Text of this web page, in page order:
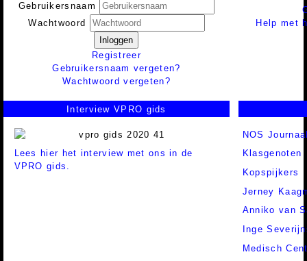
Gebruikersnaam
Wachtwoord
Inloggen
Registreer
Gebruikersnaam vergeten?
Wachtwoord vergeten?
Help met
Interview VPRO gids
Lees hier het interview met ons in de
VPRO gids.
NOS
Klasgenoten
Kopspijkers
Jerney
Anniko van
Inge
Medisch